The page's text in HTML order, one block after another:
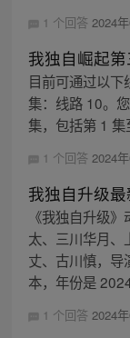
1 个回答 2024
我独自崛起
目前可通过以
集：线路 10。
集，包括第 1 集
1 个回答 2024
我独自升级
《我独自升级
太、三川华月、
丈、古川慎，导
本，年份是 2024
1 个回答 2024